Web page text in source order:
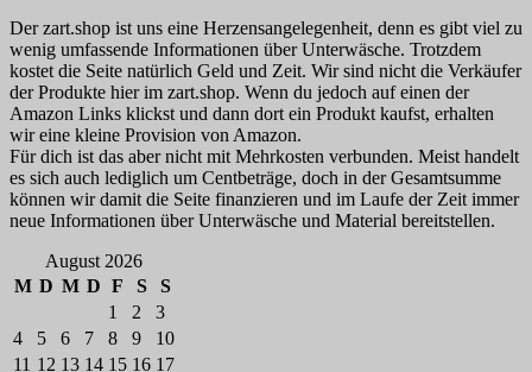
Der zart.shop ist uns eine Herzensangelegenheit, denn es gibt viel zu
wenig umfassende Informationen über Unterwäsche. Trotzdem
kostet die Seite natürlich Geld und Zeit. Wir sind nicht die Verkäufer
der Produkte hier im zart.shop. Wenn du jedoch auf einen der
Amazon Links klickst und dann dort ein Produkt kaufst, erhalten
wir eine kleine Provision von Amazon.
Für dich ist das aber nicht mit Mehrkosten verbunden. Meist handelt
es sich auch lediglich um Centbeträge, doch in der Gesamtsumme
können wir damit die Seite finanzieren und im Laufe der Zeit immer
neue Informationen über Unterwäsche und Material bereitstellen.
August 2026
M D M D F S
S
1
2
3
4
5 6 7 8 9
10
11 12 13 14 15 16 17